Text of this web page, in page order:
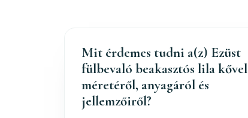
Mit érdemes tudni a(z) Ezüst
fülbevaló beakasztós lila kővel
méretéről, anyagáról és
jellemzőiről?